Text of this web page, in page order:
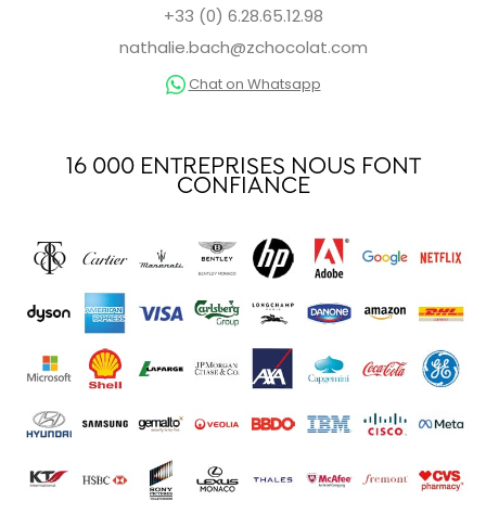
+33 (0) 6.28.65.12.98
nathalie.bach@zchocolat.com
Chat on Whatsapp
16 000 ENTREPRISES NOUS FONT
CONFIANCE